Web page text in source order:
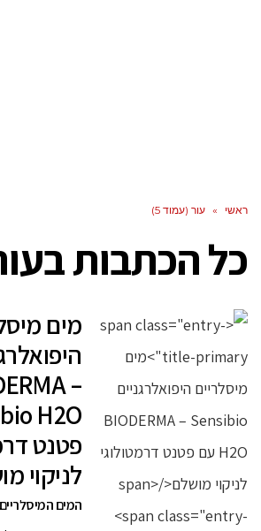
ראשי » עור (עמוד 5)
כל הכתבות ב
מים
–
פטנט
לניקוי
המים